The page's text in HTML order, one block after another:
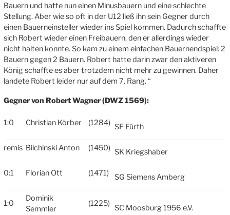
Bauern und hatte nun einen Minusbauern und eine schlechte
Stellung. Aber wie so oft in der U12 ließ ihn sein Gegner durch
einen Bauerneinsteller wieder ins Spiel kommen. Dadurch schaffte
sich Robert wieder einen Freibauern, den er allerdings wieder
nicht halten konnte. So kam zu einem einfachen Bauernendspiel: 2
Bauern gegen 2 Bauern. Robert hatte darin zwar den aktiveren
König schaffte es aber trotzdem nicht mehr zu gewinnen. Daher
landete Robert leider nur auf dem 7. Rang. “
Gegner von Robert Wagner (DWZ 1569):
1:0 Christian Körber (1284) SF Fürth
remis Bilchinski Anton (1450) SK Kriegshaber
0:1 Florian Ott (1471) SG Siemens Amberg
1:0
Dominik
Semmler
(1225) SC Moosburg 1956 e.V.